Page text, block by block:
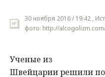
30 ноября 2016 / 19:42 ,
фото: http://
Ученые из
Швейцарии решили